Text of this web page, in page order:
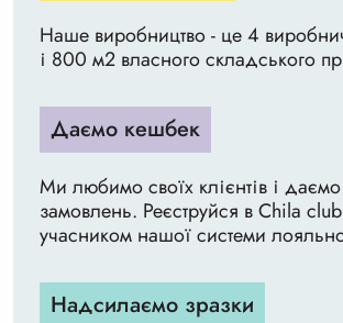
Наше виробництво - це 4
і 800 м2 власного складського
Даємо кешбек
Ми любимо своїх клієнтів і
замовлень. Реєструйся в Chila club
учасником нашої системи
Надсилаємо зразки